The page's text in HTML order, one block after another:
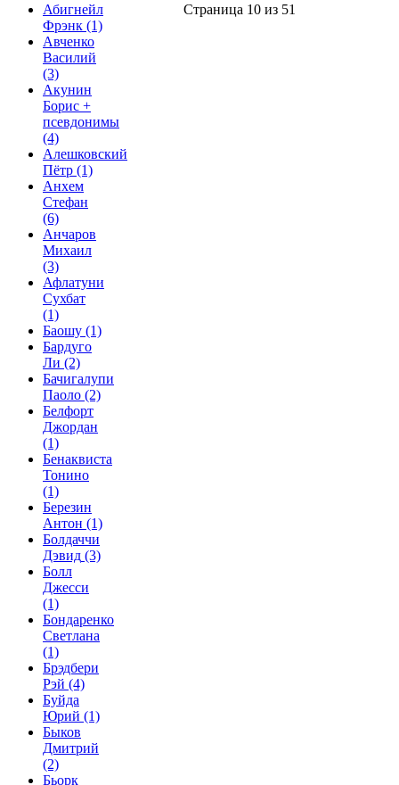
Страница 10 из 51
Абигнейл
Фрэнк (1)
Авченко
Василий
(3)
Акунин
Борис +
псевдонимы
(4)
Алешковский
Пётр (1)
Анхем
Стефан
(6)
Анчаров
Михаил
(3)
Афлатуни
Сухбат
(1)
Баошу (1)
Бардуго
Ли (2)
Бачигалупи
Паоло (2)
Белфорт
Джордан
(1)
Бенаквиста
Тонино
(1)
Березин
Антон (1)
Болдаччи
Дэвид (3)
Болл
Джесси
(1)
Бондаренко
Светлана
(1)
Брэдбери
Рэй (4)
Буйда
Юрий (1)
Быков
Дмитрий
(2)
Бьорк